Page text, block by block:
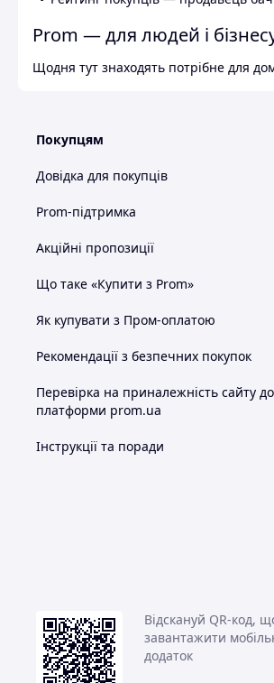
Prom — для людей і
Щодня тут знаходять потрібне для
Покупцям
Довідка для покупців
Prom-підтримка
Акційні пропозиції
Що таке «Купити з Prom»
Як купувати з Пром-оплатою
Рекомендації з безпечних покупок
Перевірка на приналежність сайту до
платформи prom.ua
Інструкції та поради
Відскануй QR-код,
завантажити
додаток